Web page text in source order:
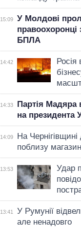
15:09
У Молдові
БПЛА
14:42
Росія
14:33
Партія Мадяра
на президента
14:09
На
поблизу
13:53
Удар
13:41
У Румунії
але ненадовго